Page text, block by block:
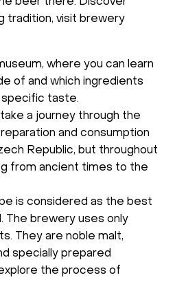
tradition, visit brewery
where you can learn
of and which ingredients
specific taste.
a journey through the
and consumption
Republic, but throughout
from ancient times to the
is considered as the best
The brewery uses only
They are noble malt,
specially prepared
the process of